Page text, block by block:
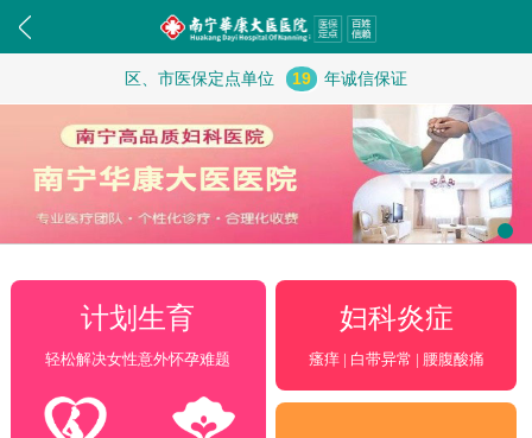
区、市医保定点单位 19 年诚信保证
计划生育
轻松解决女性意外怀孕难题
妇科炎症
瘙痒 | 白带异常 | 腰腹酸痛